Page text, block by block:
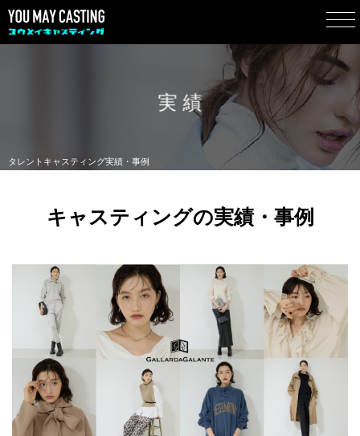
実 績
タレントキャスティング実績・事例
キャスティングの実績・事例